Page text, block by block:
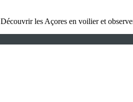
les Açores en voilier et